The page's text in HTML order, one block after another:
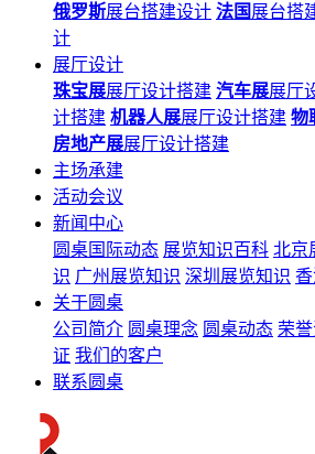
俄罗斯展台搭建设计 法国 展台搭
计
展厅设计
珠宝展展厅设计搭建 汽车展展厅
计搭建 机器人展展厅设计搭建 物
房地产展展厅设计搭建
主场承建
活动会议
新闻中心
圆桌国际动态 展览知识百科 北京
识 广州展览知识 深圳展览知识
关于圆桌
公司简介 圆桌理念 圆桌动态 荣
证 我们的客户
联系圆桌